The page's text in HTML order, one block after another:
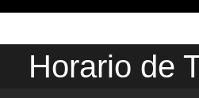
Horario de